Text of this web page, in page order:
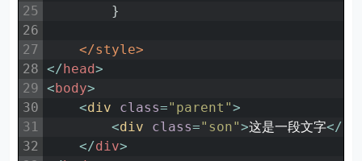
25
26
27
28
29
30
31
32
}
</style>
</head>
<body>
<div class="parent">
<div class="son">这是一段文字</
</div>